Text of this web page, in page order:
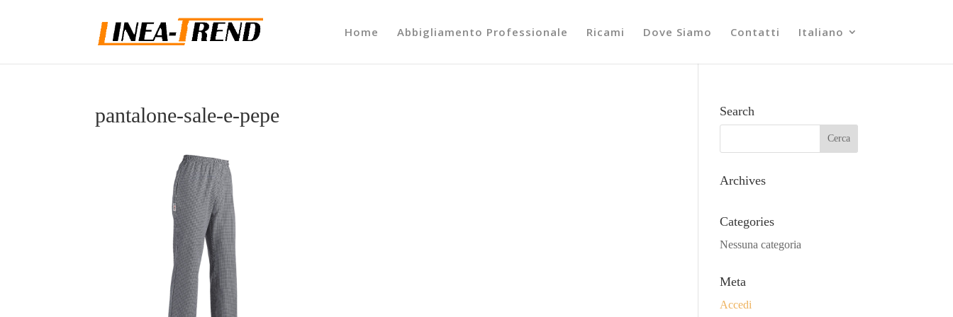
Home Abbigliamento Professionale Ricami Dove Siamo Contatti Italiano
pantalone-sale-e-pepe Search
Archives
Categories
Nessuna categoria
Meta
Accedi